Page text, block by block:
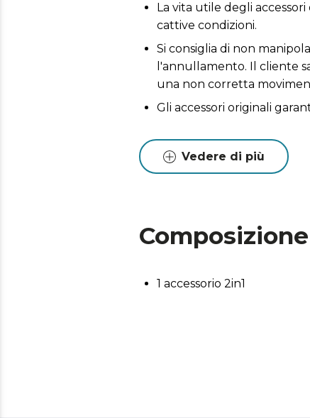
La vita utile degli
cattive condizioni.
Si consiglia di non
l'annullamento. Il cliente
una non corretta
Gli accessori originali
Vedere di più
Composizione
1 accessorio 2in1